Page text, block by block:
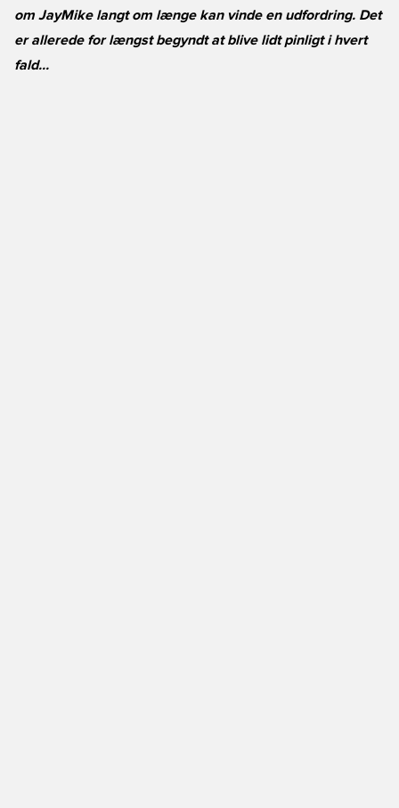
om JayMike langt om længe kan vinde en udfordring. Det
er allerede for længst begyndt at blive lidt pinligt i hvert
fald...